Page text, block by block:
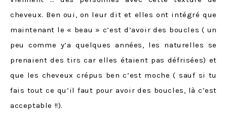
cheveux. Ben oui, on leur dit et elles ont intégré que
maintenant le « beau » c’est d’avoir des boucles ( un
peu comme y’a quelques années, les naturelles se
prenaient des tirs car elles étaient pas défrisées) et
que les cheveux crépus ben c’est moche ( sauf si tu
fais tout ce qu’il faut pour avoir des boucles, là c’est
acceptable !!).